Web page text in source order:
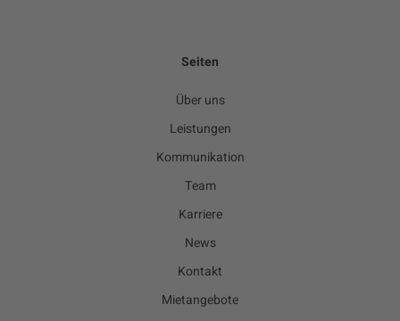
Seiten
Über uns
Leistungen
Kommunikation
Team
Karriere
News
Kontakt
Mietangebote